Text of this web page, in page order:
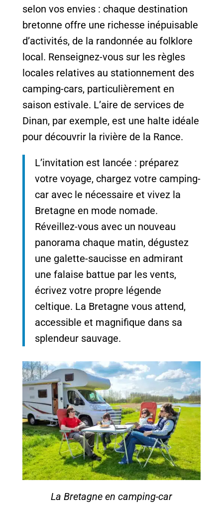
selon vos envies : chaque destination
bretonne offre une richesse inépuisable
d’activités, de la randonnée au folklore
local. Renseignez-vous sur les règles
locales relatives au stationnement des
camping-cars, particulièrement en
saison estivale. L’aire de services de
Dinan, par exemple, est une halte idéale
pour découvrir la rivière de la Rance.
L’invitation est lancée : préparez
votre voyage, chargez votre camping-
car avec le nécessaire et vivez la
Bretagne en mode nomade.
Réveillez-vous avec un nouveau
panorama chaque matin, dégustez
une galette-saucisse en admirant
une falaise battue par les vents,
écrivez votre propre légende
celtique. La Bretagne vous attend,
accessible et magnifique dans sa
splendeur sauvage.
La Bretagne en camping-car